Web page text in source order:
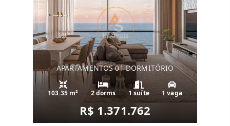
APARTAMENTOS 01 DORMITÓRIO
103.35 m² 2 dorms 1 suíte 1 vaga
R$ 1.371.762